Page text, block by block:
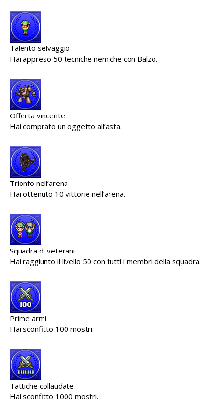
Talento selvaggio
Hai appreso 50 tecniche nemiche con Balzo.
Offerta vincente
Hai comprato un oggetto all’asta.
Trionfo nell’arena
Hai ottenuto 10 vittorie nell’arena.
Squadra di veterani
Hai raggiunto il livello 50 con tutti i membri della squadra.
Prime armi
Hai sconfitto 100 mostri.
Tattiche collaudate
Hai sconfitto 1000 mostri.